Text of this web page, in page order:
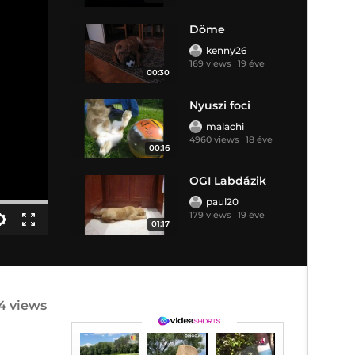
00:30
Döme
kenny26
169 views 19 éve
00:16
Nyuszi foci
malachi
4960 views 18 éve
01:17
OGI Labdázik
paul20
179 views 19 éve
views